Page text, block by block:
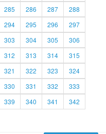
285 286 287
288
294 295 296
297
303 304 305
306
312 313 314
315
321 322 323
324
330 331 332
333
339 340 341
342